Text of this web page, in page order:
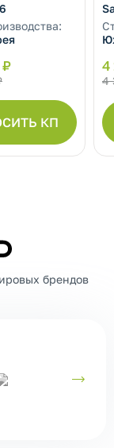
₽
КП
4
4
СПЕКТР
брендов